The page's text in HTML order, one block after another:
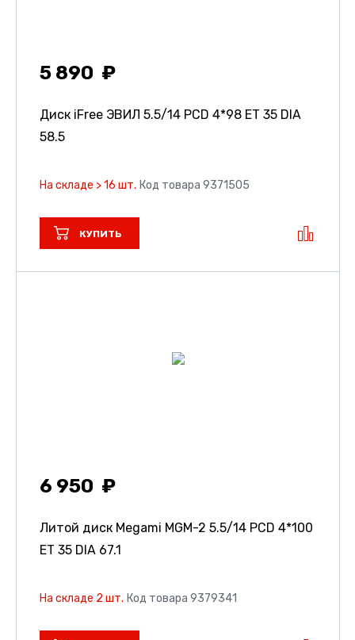
5 890
Диск iFree ЭВИЛ 5.5/14 PCD 4*98 ET 35 DIA
58.5
На складе > 16 шт. Код товара 9371505
КУПИТЬ
6 950
Литой диск Megami MGM-2 5.5/14 PCD 4*100
ET 35 DIA 67.1
На складе 2 шт. Код товара 9379341